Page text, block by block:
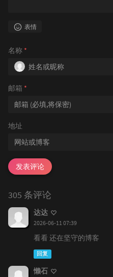
表情
名称 *
邮箱 *
地址
发表评论
305 条评论
达达
2026-06-11 07:39
看看 还在坚守的博客
回复
懒石